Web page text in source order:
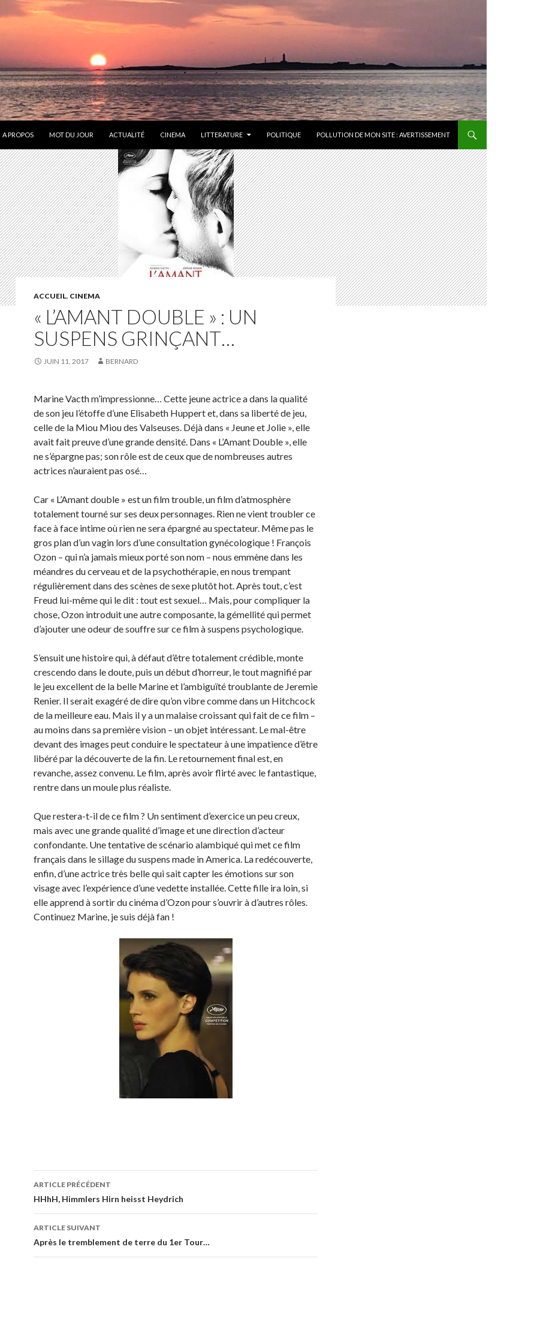
A PROPOS MOT DU JOUR ACTUALITÉ CINEMA LITTERATURE POLITIQUE POLLUTION DE MON SITE : AVERTISSEMENT
ACCUEIL, CINEMA
« L’AMANT DOUBLE » : UN
SUSPENS GRINÇANT…
JUIN 11, 2017 BERNARD
Marine Vacth m’impressionne… Cette jeune actrice a dans la qualité
de son jeu l’étoffe d’une Elisabeth Huppert et, dans sa liberté de jeu,
celle de la Miou Miou des Valseuses. Déjà dans « Jeune et Jolie », elle
avait fait preuve d’une grande densité. Dans « L’Amant Double », elle
ne s’épargne pas; son rôle est de ceux que de nombreuses autres
actrices n’auraient pas osé…
Car « L’Amant double » est un film trouble, un film d’atmosphère
totalement tourné sur ses deux personnages. Rien ne vient troubler ce
face à face intime où rien ne sera épargné au spectateur. Même pas le
gros plan d’un vagin lors d’une consultation gynécologique ! François
Ozon – qui n’a jamais mieux porté son nom – nous emmène dans les
méandres du cerveau et de la psychothérapie, en nous trempant
régulièrement dans des scènes de sexe plutôt hot. Après tout, c’est
Freud lui-même qui le dit : tout est sexuel… Mais, pour compliquer la
chose,Ozon introduit une autre composante, la gémellité qui permet
d’ajouter une odeur de souffre sur ce film à suspens psychologique.
S’ensuit une histoire qui, à défaut d’être totalement crédible, monte
crescendo dans le doute, puis un début d’horreur, le tout magnifié par
le jeu excellent de la belle Marine et l’ambiguïté troublante de Jeremie
Renier. Il serait exagéré de dire qu’on vibre comme dans un Hitchcock
de la meilleure eau. Mais il y a un malaise croissant qui fait de ce film –
au moins dans sa première vision – un objet intéressant. Le mal-être
devant des images peut conduire le spectateur à une impatience d’être
libéré par la découverte de la fin. Le retournement final est, en
revanche, assez convenu. Le film, après avoir flirté avec le fantastique,
rentre dans un moule plus réaliste.
Que restera-t-il de ce film ? Un sentiment d’exercice un peu creux,
mais avec une grande qualité d’image et une direction d’acteur
confondante. Une tentative de scénario alambiqué qui met ce film
français dans le sillage du suspens made in America. La redécouverte,
enfin, d’une actrice très belle qui sait capter les émotions sur son
visage avec l’expérience d’une vedette installée. Cette fille ira loin, si
elle apprend à sortir du cinéma d’Ozon pour s’ouvrir à d’autres rôles.
Continuez Marine, je suis déjà fan !
Navigation
des
articles
ARTICLE PRÉCÉDENT
HHhH, Himmlers Hirn heisst Heydrich
ARTICLE SUIVANT
Après le tremblement de terre du 1er Tour…